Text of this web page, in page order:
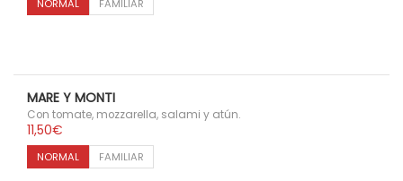
NORMAL FAMILIAR
MARE Y MONTI
Con tomate, mozzarella, salami y atún.
11,50€
NORMAL FAMILIAR